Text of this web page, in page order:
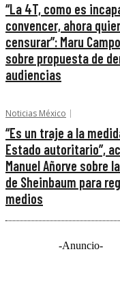
“La 4T, como es
convencer, ahora
censurar”: Maru
sobre propuesta de
audiencias
Noticias México
“Es un traje a la
Estado autoritario”,
Manuel Añorve sobre
de Sheinbaum para
medios
-Anuncio-